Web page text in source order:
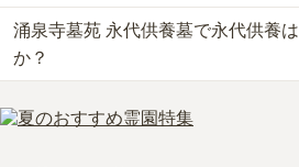
45万円（墓石代別途）、永代供養墓が約
お墓は、価格が高いものがよい、安いも
りません。大切なのは、ご家族が心から
きる場所を選ぶことです。
分）です。
車の場合、中央自動車道「勝沼インター
詳しいルートや地図は、本ページの「地
確認ください。
涌泉寺墓苑 永代供養墓の口コミはまだ投
口コミはあくまで一つの目安です。資料
ご自身の目で雰囲気を確認してみること
涌泉寺墓苑 永代供養墓で永代供養
か？
はい、涌泉寺墓苑 永代供養墓は永代供養
費用は、約11万円からとなっております。